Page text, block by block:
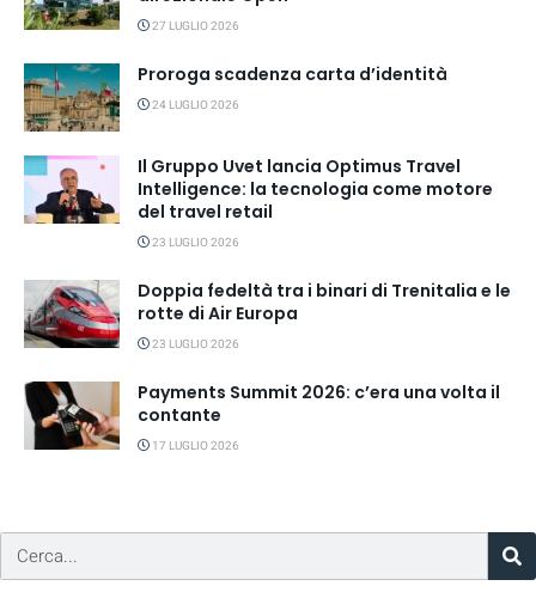
27 LUGLIO 2026
Proroga scadenza carta d’identità
24 LUGLIO 2026
Il Gruppo Uvet lancia Optimus Travel
Intelligence: la tecnologia come motore
del travel retail
23 LUGLIO 2026
Doppia fedeltà tra i binari di Trenitalia e le
rotte di Air Europa
23 LUGLIO 2026
Payments Summit 2026: c’era una volta il
contante
17 LUGLIO 2026